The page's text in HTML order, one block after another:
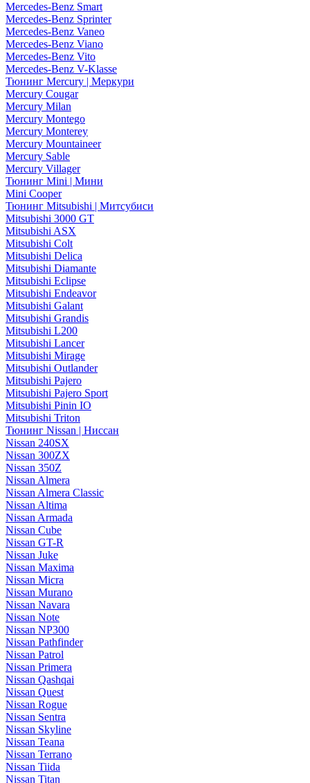
Mercedes-Benz Smart
Mercedes-Benz Sprinter
Mercedes-Benz Vaneo
Mercedes-Benz Viano
Mercedes-Benz Vito
Mercedes-Benz V-Klasse
Тюнинг Mercury | Меркури
Mercury Cougar
Mercury Milan
Mercury Montego
Mercury Monterey
Mercury Mountaineer
Mercury Sable
Mercury Villager
Тюнинг Mini | Мини
Mini Cooper
Тюнинг Mitsubishi | Митсубиси
Mitsubishi 3000 GT
Mitsubishi ASX
Mitsubishi Colt
Mitsubishi Delica
Mitsubishi Diamante
Mitsubishi Eclipse
Mitsubishi Endeavor
Mitsubishi Galant
Mitsubishi Grandis
Mitsubishi L200
Mitsubishi Lancer
Mitsubishi Mirage
Mitsubishi Outlander
Mitsubishi Pajero
Mitsubishi Pajero Sport
Mitsubishi Pinin IO
Mitsubishi Triton
Тюнинг Nissan | Ниссан
Nissan 240SX
Nissan 300ZX
Nissan 350Z
Nissan Almera
Nissan Almera Classic
Nissan Altima
Nissan Armada
Nissan Cube
Nissan GT-R
Nissan Juke
Nissan Maxima
Nissan Micra
Nissan Murano
Nissan Navara
Nissan Note
Nissan NP300
Nissan Pathfinder
Nissan Patrol
Nissan Primera
Nissan Qashqai
Nissan Quest
Nissan Rogue
Nissan Sentra
Nissan Skyline
Nissan Teana
Nissan Terrano
Nissan Tiida
Nissan Titan